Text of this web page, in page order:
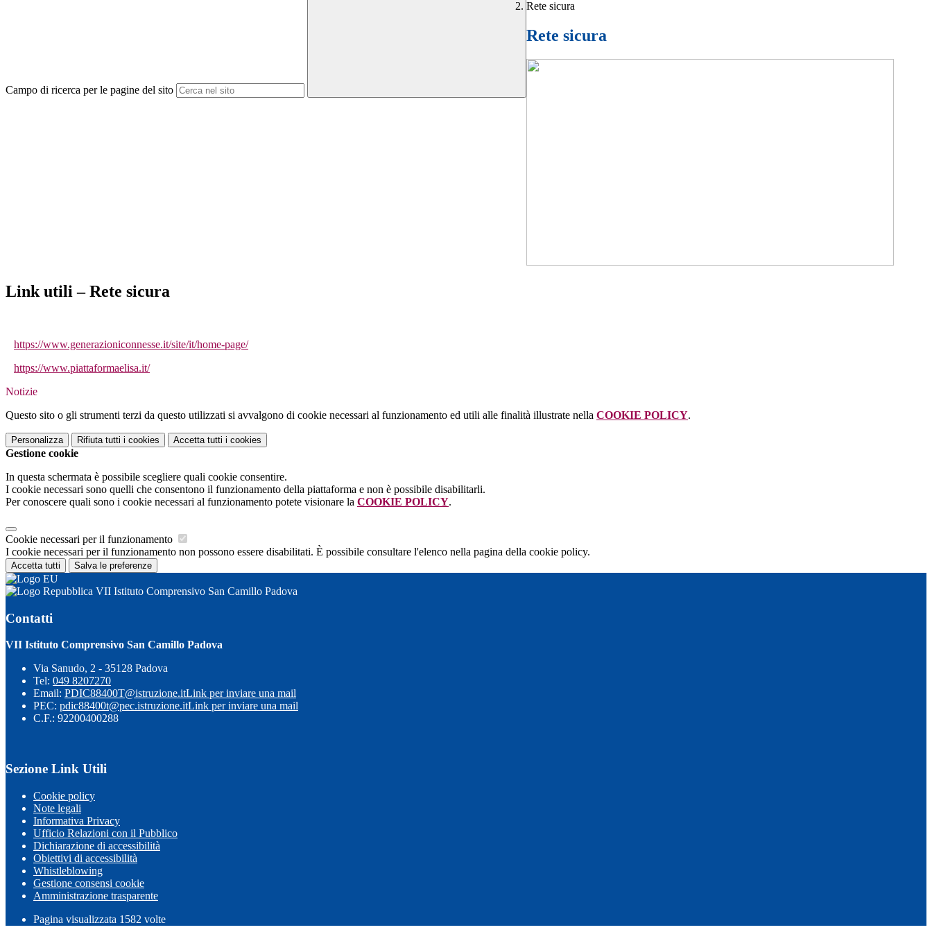
Campo di ricerca per le pagine del sito
Rete sicura
Rete sicura
Link utili – Rete sicura
https://www.generazioniconnesse.it/site/it/home-page/
https://www.piattaformaelisa.it/
Notizie
Questo sito o gli strumenti terzi da questo utilizzati si avvalgono di cookie necessari al funzionamento ed utili alle finalità illustrate nella COOKIE POLICY.
Personalizza Rifiuta tutti i cookies Accetta tutti i cookies
Gestione cookie
In questa schermata è possibile scegliere quali cookie consentire.
I cookie necessari sono quelli che consentono il funzionamento della piattaforma e non è possibile disabilitarli.
Per conoscere quali sono i cookie necessari al funzionamento potete visionare la COOKIE POLICY.
Cookie necessari per il funzionamento
I cookie necessari per il funzionamento non possono essere disabilitati. È possibile consultare l'elenco nella pagina della cookie policy.
Accetta tutti Salva le preferenze
VII Istituto Comprensivo San Camillo Padova
Contatti
VII Istituto Comprensivo San Camillo Padova
Via Sanudo, 2 - 35128 Padova
Tel: 049 8207270
Email: PDIC88400T@istruzione.itLink per inviare una mail
PEC: pdic88400t@pec.istruzione.itLink per inviare una mail
C.F.: 92200400288
Sezione Link Utili
Cookie policy
Note legali
Informativa Privacy
Ufficio Relazioni con il Pubblico
Dichiarazione di accessibilità
Obiettivi di accessibilità
Whistleblowing
Gestione consensi cookie
Amministrazione trasparente
Pagina visualizzata 1582 volte